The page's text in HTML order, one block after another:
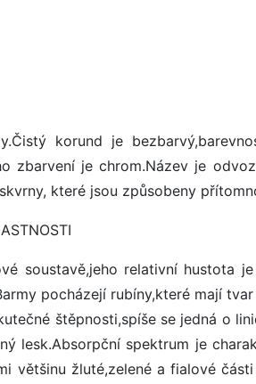
korund je
zbarvení je chrom.Název je
které jsou způsobeny
soustavě,jeho relativní hustota
pocházejí rubíny,které mají
štěpnosti,spíše se jedná o
lesk.Absorpční spektrum je
většinu žluté,zelené a fialové